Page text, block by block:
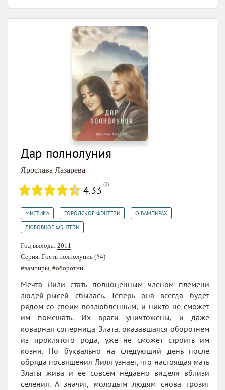
Дар полнолуния
Ярослава Лазарева
4.33 (3)
МИСТИКА ГОРОДСКОЕ ФЭНТЕЗИ О ВАМПИРАХ
ЛЮБОВНОЕ ФЭНТЕЗИ
Год выхода: 2011
Серия: Гость полнолуния (#4)
#вампиры, #оборотни
Мечта Лили стать полноценным членом племени
людей-рысей сбылась. Теперь она всегда будет
рядом со своим возлюбленным, и никто не сможет
им помешать. Их враги уничтожены, и даже
коварная соперница Злата, оказавшаяся оборотнем
из проклятого рода, уже не сможет строить им
козни. Но буквально на следующий день после
обряда посвящения Лиля узнает, что настоящая мать
Златы жива и ее совсем недавно видели вблизи
селения. А значит, молодым людям снова грозит